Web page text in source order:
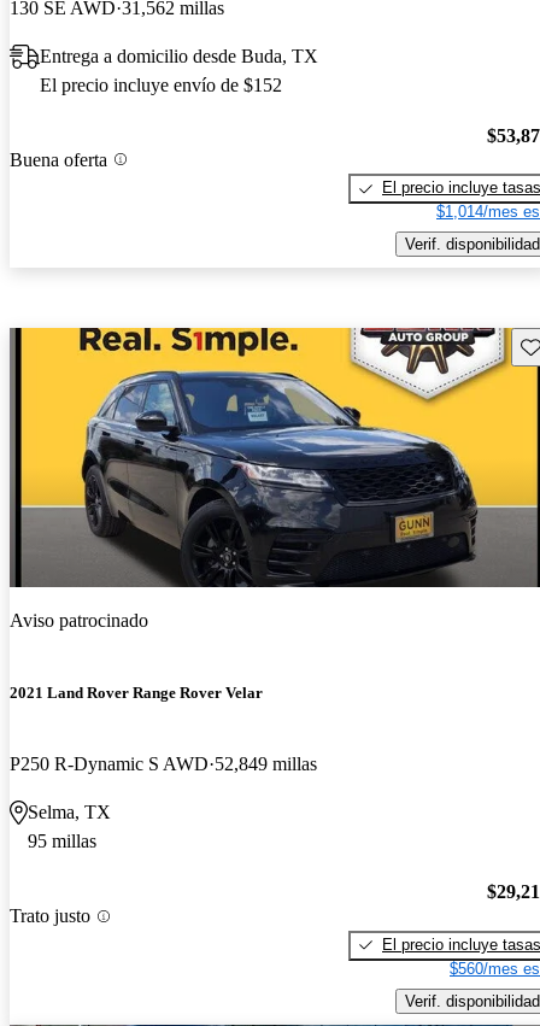
130 SE AWD 31,562 millas
Entrega a domicilio desde Buda, TX
El precio incluye envío de $152
Buena oferta
El precio incluye tasas
$1,014/mes
Verif. disponibilidad
Aviso patrocinado
2021 Land Rover Range Rover Velar
P250 R-Dynamic S AWD 52,849 millas
Selma, TX
95 millas
Trato justo
El precio incluye tasas
$560/mes
Verif. disponibilidad